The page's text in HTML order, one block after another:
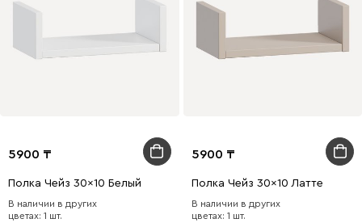
5900
Полка Чейз 30x10 Белый
В наличии в других
цветах: 1 шт.
5900
Полка Чейз 30x10 Латте
В наличии в других
цветах: 1 шт.